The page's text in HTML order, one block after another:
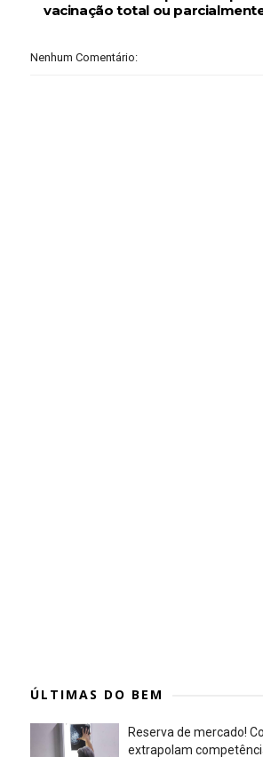
vacinação total ou
Nenhum Comentário:
ÚLTIMAS DO BEM
Reserva de mercado!
extrapolam